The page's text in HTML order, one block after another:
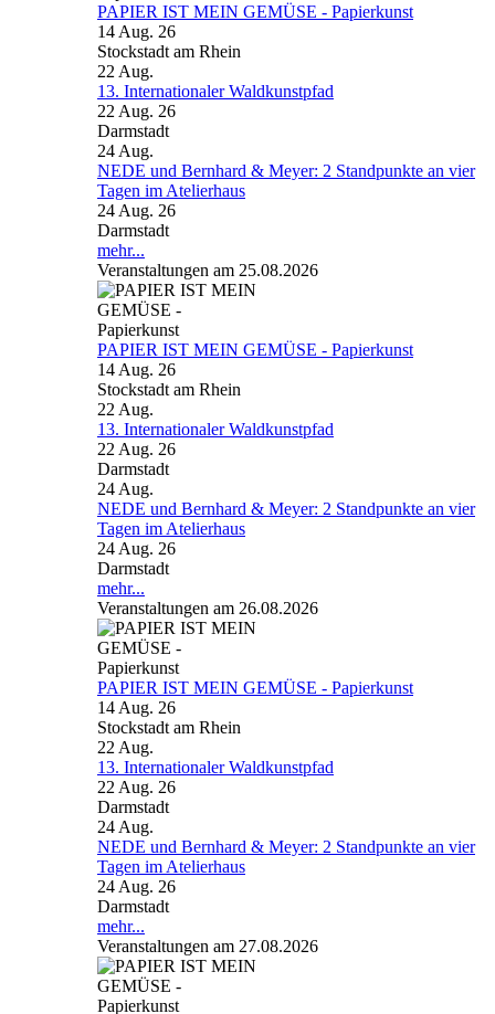
PAPIER IST MEIN GEMÜSE - Papierkunst
14 Aug. 26
Stockstadt am Rhein
22 Aug.
13. Internationaler Waldkunstpfad
22 Aug. 26
Darmstadt
24 Aug.
NEDE und Bernhard & Meyer: 2 Standpunkte an vier
Tagen im Atelierhaus
24 Aug. 26
Darmstadt
mehr...
Veranstaltungen am 25.08.2026
PAPIER IST MEIN GEMÜSE - Papierkunst
14 Aug. 26
Stockstadt am Rhein
22 Aug.
13. Internationaler Waldkunstpfad
22 Aug. 26
Darmstadt
24 Aug.
NEDE und Bernhard & Meyer: 2 Standpunkte an vier
Tagen im Atelierhaus
24 Aug. 26
Darmstadt
mehr...
Veranstaltungen am 26.08.2026
PAPIER IST MEIN GEMÜSE - Papierkunst
14 Aug. 26
Stockstadt am Rhein
22 Aug.
13. Internationaler Waldkunstpfad
22 Aug. 26
Darmstadt
24 Aug.
NEDE und Bernhard & Meyer: 2 Standpunkte an vier
Tagen im Atelierhaus
24 Aug. 26
Darmstadt
mehr...
Veranstaltungen am 27.08.2026